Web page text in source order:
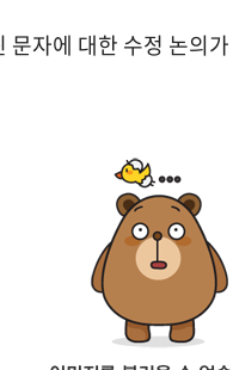
문자에 대한 수정 논의